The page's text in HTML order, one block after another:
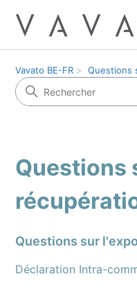
Vavato BE-FR Questions
Questions
Questions sur
Déclaration Intra-